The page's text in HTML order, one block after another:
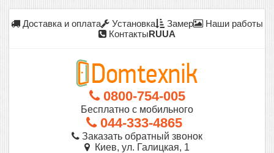
Доставка и оплата Установка Замер
Наши работы
КонтактыRUUA
0800-754-005
Бесплатно с мобильного
044-333-4865
Заказать обратный звонок
Киев, ул. Галицкая, 1